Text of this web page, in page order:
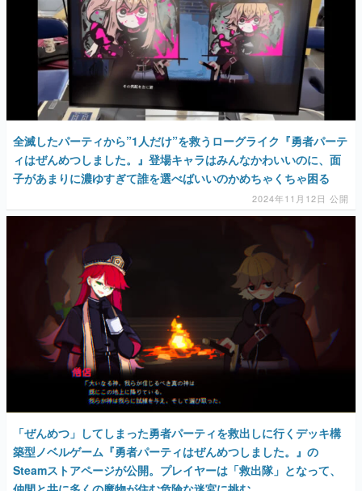
全滅したパーティから”1人だけ”を救うローグライク『勇者パーテ
ィはぜんめつしました。』登場キャラはみんなかわいいのに、面
子があまりに濃ゆすぎて誰を選べばいいのかめちゃくちゃ困る
2024年11月12日 公開
「ぜんめつ」してしまった勇者パーティを救出しに行くデッキ構
築型ノベルゲーム『勇者パーティはぜんめつしました。』の
Steamストアページが公開。プレイヤーは「救出隊」となって、